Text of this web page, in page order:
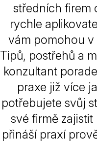
středních firem
rychle
vám pomohou v
Tipů, postřehů a
konzultant
praxe již více
potřebujete svůj
své firmě
přináší praxí